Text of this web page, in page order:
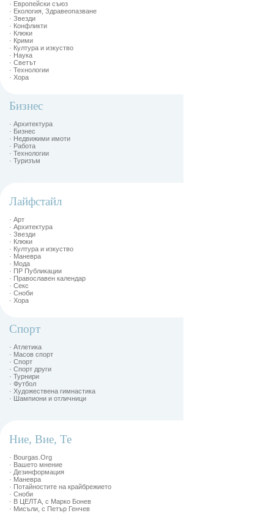
· Европейски съюз
· Екология, Здравеопазване
· Звезди
· Конфликти
· Клюки
· Крими
· Култура и изкуство
· Наука
· Светът
· Технологии
· Хора
Бизнес
· Архитектура
· Бизнес
· Недвижими имоти
· Работа
· Технологии
· Туризъм
Лайфстайл
· Арт
· Архитектура
· Звезди
· Клюки
· Култура и изкуство
· Маневра
· Мода
· ПР Публикации
· Православен календар
· Секс
· Сноби
· Хора
Спорт
· Атлетика
· Масов спорт
· Спорт
· Спорт други
· Турнири
· Футбол
· Художествена гимнастика
· Шампиони и отличници
Ние, Вие, Те
· Bourgas.Org
· Вашето мнение
· Дезинформация
· Маневра
· Потайностите на крайбрежието
· Сноби
· В ЦЕЛТА, с Марко Бонев
· Мисъли, с Петър Генчев